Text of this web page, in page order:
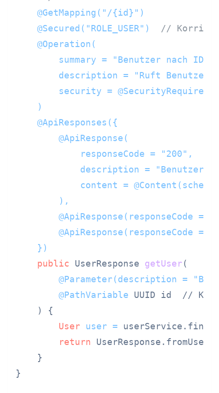
@GetMapping("/{id}")
@Secured("ROLE_USER")
//
@Operation(
summary = "Benutzer nach ID
description = "Ruft
security =
    )
@ApiResponses({
        @ApiResponse(
            responseCode = "200",
description = "Benutzer
content =
        ),
@ApiResponse(responseCode =
@ApiResponse(responseCode =
    })
public UserResponse getUser(
@Parameter(description =
@PathVariable UUID id  //
    )
{
User
user =
return
    }
}